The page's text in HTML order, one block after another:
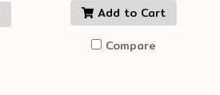
Add to Cart
Compare